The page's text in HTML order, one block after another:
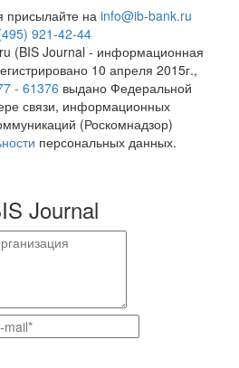
присылайте на info@ib-bank.ru
921-42-44
(BIS Journal - информационная
10 апреля 2015г.,
- 61376 выдано Федеральной
связи, информационных
(Роскомнадзор)
персональных данных.
Journal